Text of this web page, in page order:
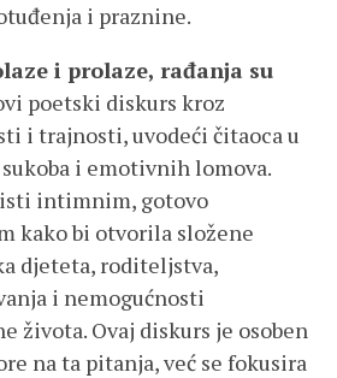
i praznine.
i prolaze, rađanja su
poetski diskurs kroz
i trajnosti, uvodeći čitaoca u
i emotivnih lomova.
intimnim, gotovo
kako bi otvorila složene
djeteta, roditeljstva,
i nemogućnosti
života. Ovaj diskurs je osoben
na ta pitanja, već se fokusira